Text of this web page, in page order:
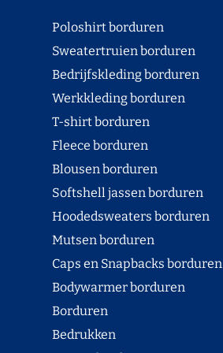
Poloshirt borduren
Sweatertruien borduren
Bedrijfskleding borduren
Werkkleding borduren
T-shirt borduren
Fleece borduren
Blousen borduren
Softshell jassen borduren
Hoodedsweaters borduren
Mutsen borduren
Caps en Snapbacks borduren
Bodywarmer borduren
Borduren
Bedrukken